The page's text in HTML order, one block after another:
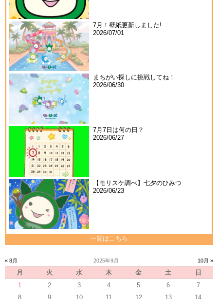
7月！壁紙更新しました!
2026/07/01
まちがい探しに挑戦してね！
2026/06/30
7月7日は何の日？
2026/06/27
【モリスケ調べ】七夕のひみつ
2026/06/23
一覧はこちら
« 8月 2025年9月 10月 »
月 火 水 木 金 土
日
1
2 3 4 5 6
7
8
9 10 11 12 13 14